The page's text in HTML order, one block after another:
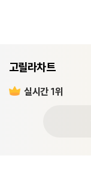
고릴라차트
실시간 1위